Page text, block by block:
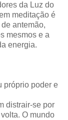
da Luz do
meditação é
antemão,
mesmos e a
energia.
próprio poder e
distrair-se por
O mundo